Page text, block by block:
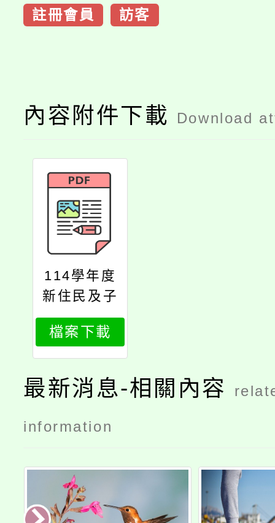
註冊會員 訪客
內容附件下載 Download
114學年度
新住民及子
女培力與獎
助（勵）學
金計畫
檔案下載
最新消息-相關內容
information